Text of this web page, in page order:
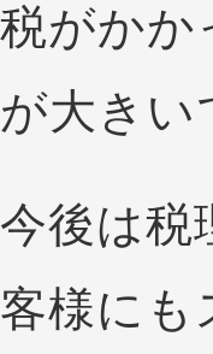
税がかか
が大きい
今後は税
客様にも